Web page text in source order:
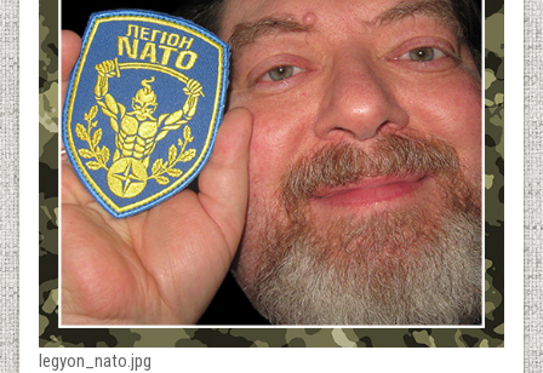
legyon_nato.jpg